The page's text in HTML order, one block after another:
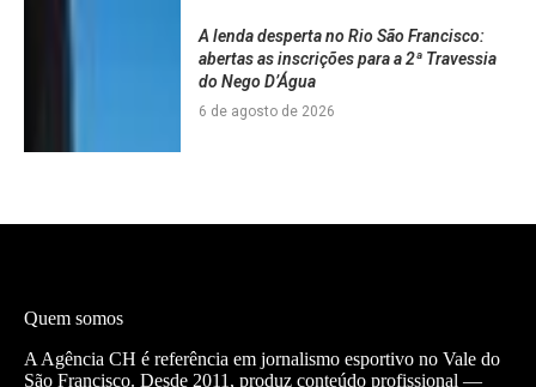
A lenda desperta no Rio São Francisco:
abertas as inscrições para a 2ª Travessia
do Nego D’Água
6 de agosto de 2026
Quem somos
A Agência CH é referência em jornalismo esportivo no Vale do
São Francisco. Desde 2011, produz conteúdo profissional —